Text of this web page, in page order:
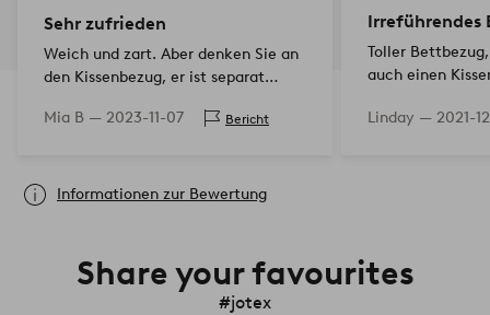
Sehr zufrieden
Weich und zart. Aber denken Sie an
den Kissenbezug, er ist separat
Mia B — 2023-11-07 Bericht
Irreführendes
Toller
auch einen
gekauft wurde.
Linday — 2021-
Informationen zur Bewertung
Share your favourites
#jotex